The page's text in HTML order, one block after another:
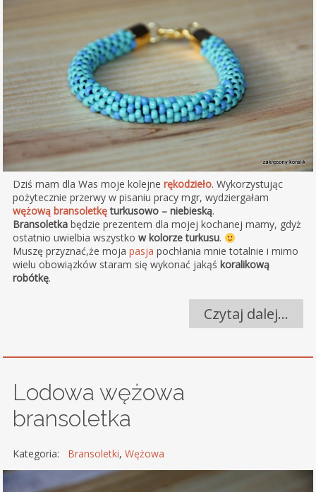
Dziś mam dla Was moje kolejne rękodzieło. Wykorzystując
pożytecznie przerwy w pisaniu pracy mgr, wydziergałam
wężową bransoletkęturkusowo – niebieską.
Bransoletkabędzie prezentem dla mojej kochanej mamy, gdyż
ostatnio uwielbia wszystko w kolorze turkusu.
Muszę przyznać,że moja pasja pochłania mnie totalnie i mimo
wielu obowiązków staram się wykonać jakąś koralikową
robótkę.
Czytaj dalej…
Lodowa wężowa
bransoletka
Kategoria: Bransoletki, Wężowa